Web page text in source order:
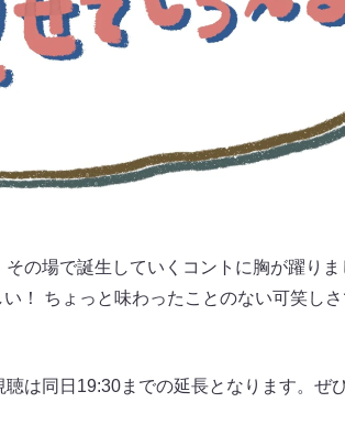
の場で誕生していくコントに胸が躍りま
！ ちょっと味わったことのない可笑し
は同日19:30までの延長となります。ぜ